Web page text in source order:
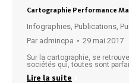
Cartographie Performance
Infographies Publications
Par admincpa 29 mai 2017
Sur la cartographie, se
sociétés qui, toutes sont
Lire la suite